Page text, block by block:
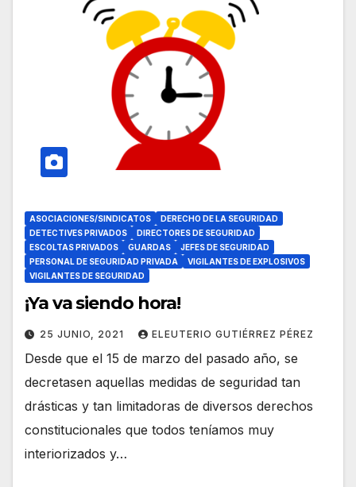
ASOCIACIONES/SINDICATOS
DERECHO DE LA SEGURIDAD
DETECTIVES PRIVADOS
DIRECTORES DE SEGURIDAD
ESCOLTAS PRIVADOS
GUARDAS
JEFES DE SEGURIDAD
PERSONAL DE SEGURIDAD PRIVADA
VIGILANTES DE EXPLOSIVOS
VIGILANTES DE SEGURIDAD
¡Ya va siendo hora!
25 JUNIO, 2021 ELEUTERIO GUTIÉRREZ PÉREZ
Desde que el 15 de marzo del pasado año, se
decretasen aquellas medidas de seguridad tan
drásticas y tan limitadoras de diversos derechos
constitucionales que todos teníamos muy
interiorizados y…